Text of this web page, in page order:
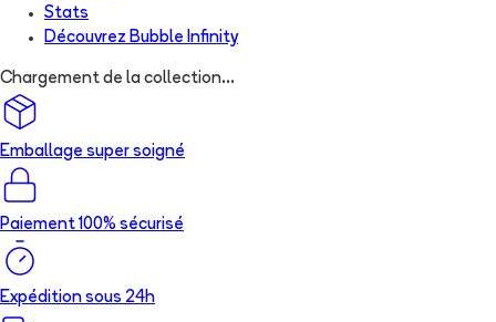
Stats
Découvrez Bubble Infinity
Chargement de la collection...
Emballage super soigné
Paiement 100% sécurisé
Expédition sous 24h